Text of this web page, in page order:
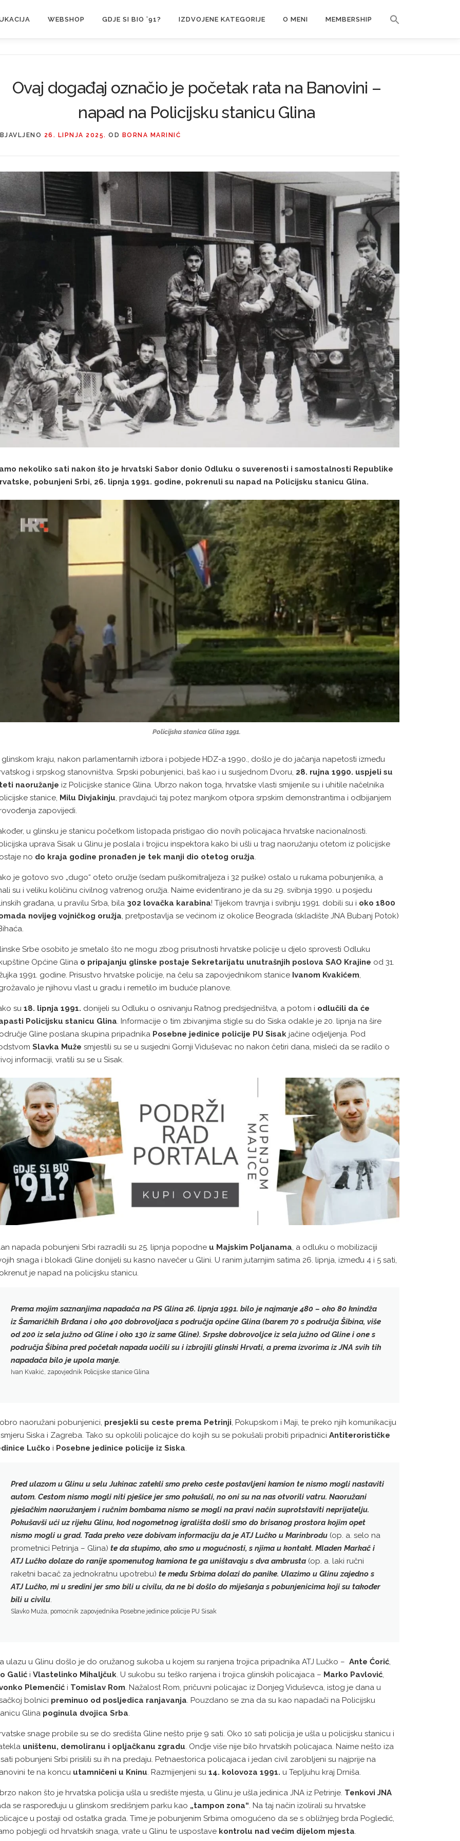
WEBSHOP GDJE SI BIO ’91? IZDVOJENE KATEGORIJE O MENI MEMBERSHIP
Ovaj događaj označio je početak rata na Banovini –
napad na Policijsku stanicu Glina
26. LIPNJA 2025. OD BORNA MARINIĆ
nekoliko sati nakon što je hrvatski Sabor donio Odluku o suverenosti i samostalnosti Republike
pobunjeni Srbi, 26. lipnja 1991. godine, pokrenuli su napad na Policijsku stanicu Glina.
Policijska stanica Glina 1991.
glinskom kraju, nakon parlamentarnih izbora i pobjede HDZ-a 1990., došlo je do jačanja napetosti između
i srpskog stanovništva. Srpski pobunjenici, baš kao i u susjednom Dvoru, 28. rujna 1990. uspjeli su
naoružanje iz Policijske stanice Glina. Ubrzo nakon toga, hrvatske vlasti smijenile su i uhitile načelnika
stanice, Milu Divjakinju, pravdajući taj potez manjkom otpora srpskim demonstrantima i odbijanjem
zapovijedi.
u glinsku je stanicu početkom listopada pristigao dio novih policajaca hrvatske nacionalnosti.
uprava Sisak u Glinu je poslala i trojicu inspektora kako bi ušli u trag naoružanju otetom iz policijske
no do kraja godine pronađen je tek manji dio otetog oružja.
je gotovo svo „dugo“ oteto oružje (sedam puškomitraljeza i 32 puške) ostalo u rukama pobunjenika, a
su i veliku količinu civilnog vatrenog oružja. Naime evidentirano je da su 29. svibnja 1990. u posjedu
građana, u pravilu Srba, bila 302 lovačka karabina! Tijekom travnja i svibnju 1991. dobili su i oko 1800
novijeg vojničkog oružja, pretpostavlja se većinom iz okolice Beograda (skladište JNA Bubanj Potok)
Srbe osobito je smetalo što ne mogu zbog prisutnosti hrvatske policije u djelo sprovesti Odluku
Općine Glina o pripajanju glinske postaje Sekretarijatu unutrašnjih poslova SAO Krajine od 31.
1991. godine. Prisustvo hrvatske policije, na čelu sa zapovjednikom stanice Ivanom Kvakićem,
je njihovu vlast u gradu i remetilo im buduće planove.
su 18. lipnja 1991. donijeli su Odluku o osnivanju Ratnog predsjedništva, a potom i odlučili da će
Policijsku stanicu Glina. Informacije o tim zbivanjima stigle su do Siska odakle je 20. lipnja na šire
Gline poslana skupina pripadnika Posebne jedinice policije PU Sisak jačine odjeljenja. Pod
Slavka Muže smjestili su se u susjedni Gornji Viduševac no nakon četiri dana, misleći da se radilo o
informaciji, vratili su se u Sisak.
napada pobunjeni Srbi razradili su 25. lipnja popodne u Majskim Poljanama, a odluku o mobilizaciji
snaga i blokadi Gline donijeli su kasno navečer u Glini. U ranim jutarnjim satima 26. lipnja, između 4 i 5 sati,
je napad na policijsku stanicu.
Prema mojim saznanjima napadača na PS Glina 26. lipnja 1991. bilo je najmanje 480 – oko 80 knindža
iz Šamaričkih Brđana i oko 400 dobrovoljaca s područja općine Glina (barem 70 s područja Šibina, više
od 200 iz sela južno od Gline i oko 130 iz same Gline). Srpske dobrovoljce iz sela južno od Gline i one s
područja Šibina pred početak napada uočili su i izbrojili glinski Hrvati, a prema izvorima iz JNA svih tih
napadača bilo je upola manje.
Ivan Kvakić, zapovjednik Policijske stanice Glina
naoružani pobunjenici, presjekli su ceste prema Petrinji, Pokupskom i Maji, te preko njih komunikaciju
Siska i Zagreba. Tako su opkolili policajce do kojih su se pokušali probiti pripadnici Antiterorističke
Lučko i Posebne jedinice policije iz Siska.
Pred ulazom u Glinu u selu Jukinac zatekli smo preko ceste postavljeni kamion te nismo mogli nastaviti
autom. Cestom nismo mogli niti pješice jer smo pokušali, no oni su na nas otvorili vatru. Naoružani
pješačkim naoružanjem i ručnim bombama nismo se mogli na pravi način suprotstaviti neprijatelju.
Pokušavši ući uz rijeku Glinu, kod nogometnog igrališta došli smo do brisanog prostora kojim opet
nismo mogli u grad. Tada preko veze dobivam informaciju da jeATJ Lučko u Marinbrodu (op. a. selo na
prometnici Petrinja – Glina) te da stupimo, ako smo u mogućnosti, s njima u kontakt. Mladen Markač i
ATJ Lučko dolaze do ranije spomenutog kamiona te ga uništavaju s dva ambrusta (op. a. laki ručni
raketni bacač za jednokratnu upotrebu) te među Srbima dolazi do panike. Ulazimo u Glinu zajedno s
ATJ Lučko, mi u sredini jer smo bili u civilu, da ne bi došlo do miješanja s pobunjenicima koji su također
bili u civilu.
Slavko Muža, pomoćnik zapovjednika Posebne jedinice policije PU Sisak
ulazu u Glinu došlo je do oružanog sukoba u kojem su ranjena trojica pripadnika ATJ Lučko – Ante Ćorić,
Galić i Vlastelinko Mihaljčuk. U sukobu su teško ranjena i trojica glinskih policajaca – Marko Pavlović,
Plemenčić i Tomislav Rom. Nažalost Rom, pričuvni policajac iz Donjeg Viduševca, istog je dana u
bolnici preminuo od posljedica ranjavanja. Pouzdano se zna da su kao napadači na Policijsku
Glina poginula dvojica Srba.
snage probile su se do središta Gline nešto prije 9 sati. Oko 10 sati policija je ušla u policijsku stanicu i
uništenu, demoliranu i opljačkanu zgradu. Ondje više nije bilo hrvatskih policajaca. Naime nešto iza
pobunjeni Srbi prisilili su ih na predaju. Petnaestorica policajaca i jedan civil zarobljeni su najprije na
te na koncu utamničeni u Kninu. Razmijenjeni su 14. kolovoza 1991. u Tepljuhu kraj Drniša.
nakon što je hrvatska policija ušla u središte mjesta, u Glinu je ušla jedinica JNA iz Petrinje. Tenkovi JNA
se raspoređuju u glinskom središnjem parku kao „tampon zona“. Na taj način izolirali su hrvatske
u postaji od ostatka grada. Time je pobunjenim Srbima omogućeno da se s obližnjeg brda Pogledić,
pobjegli od hrvatskih snaga, vrate u Glinu te uspostave kontrolu nad većim dijelom mjesta.